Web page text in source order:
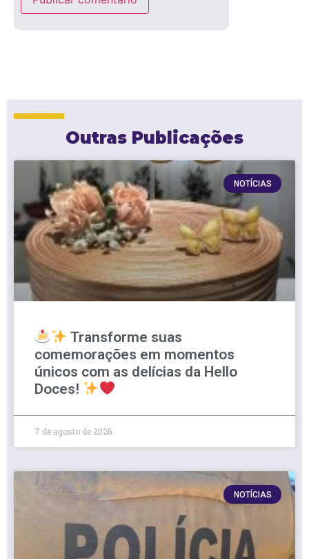
Outras Publicações
NOTÍCIAS
Transforme suas
comemorações em momentos
únicos com as delícias da Hello
Doces!
7 de agosto de 2026
NOTÍCIAS